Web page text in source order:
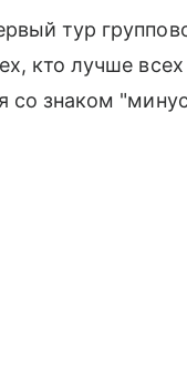
тур
кто лучше
со знаком